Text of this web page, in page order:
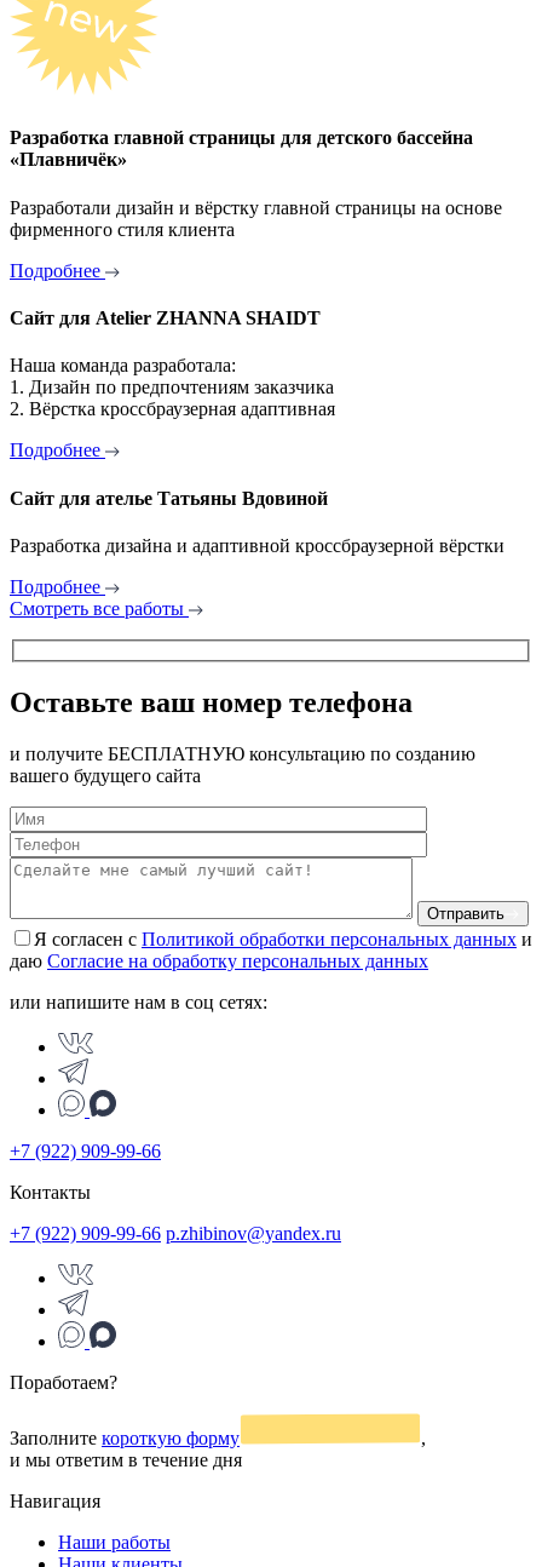
Разработка главной страницы для детского бассейна
«Плавничёк»
Разработали дизайн и вёрстку главной страницы на основе
фирменного стиля клиента
Подробнее
Сайт для Atelier ZHANNA SHAIDT
Наша команда разработала:
1. Дизайн по предпочтениям заказчика
2. Вёрстка кроссбраузерная адаптивная
Подробнее
Сайт для ателье Татьяны Вдовиной
Разработка дизайна и адаптивной кроссбраузерной вёрстки
Подробнее
Смотреть все работы
Оставьте ваш номер телефона
и получите БЕСПЛАТНУЮ консультацию по созданию
вашего будущего сайта
Отправить
Я согласен с Политикой обработки персональных данных и
даю Согласие на обработку персональных данных
или напишите нам в соц сетях:
+7 (922) 909-99-66
Контакты
+7 (922) 909-99-66 p.zhibinov@yandex.ru
Поработаем?
Заполните короткую форму
,
и мы ответим в течение дня
Навигация
Наши работы